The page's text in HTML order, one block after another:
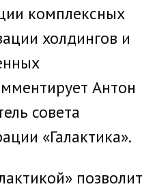
комплексных
холдингов и
Антон
совета
«Галактика».
позволит